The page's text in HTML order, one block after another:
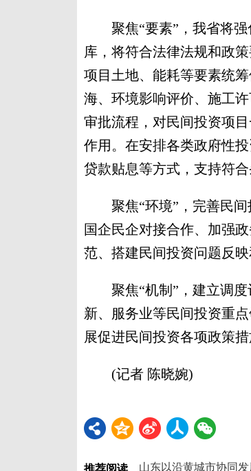
聚焦“要素”，我省将强
库，将符合法律法规和政
项目土地、能耗等要素统
海、环境影响评价、施工
审批流程，对民间投资项
作用。在安排各类政府性
贷款贴息等方式，支持符
聚焦“环境”，完善民间
国企民企对接合作、加强
范、搭建民间投资问题反映
聚焦“机制”，建立调度
新、服务业等民间投资重
展促进民间投资各项政策措
(记者 陈晓婉)
推荐阅读
山东以沿黄城市协同